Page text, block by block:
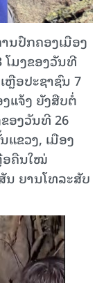
ນປົກຄອງເມືອງ
ໂມງຂອງວັນທີ
ຫຼືອປະຊາຊົນ 7
ແຈ້ງ ຍັງສືບຕໍ່
ອງວັນທີ 26
ຂວງ, ເມືອງ
ອຄືນໃໝ່
ຍານໂທລະສັບ